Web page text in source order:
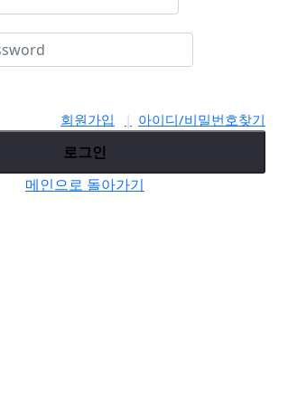
회원가입 아이디/비밀번호찾기
로그인
메인으로 돌아가기